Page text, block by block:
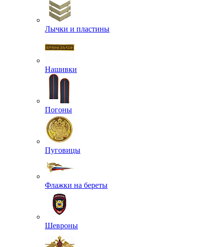
Лычки и пластины
Нашивки
Погоны
Пуговицы
Флажки на береты
Шевроны